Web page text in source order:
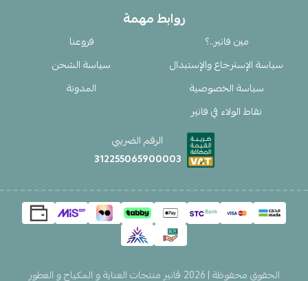
روابط مهمة
مين فانير..؟
فروعنا
سياسة الإسترجاع والإستبدال
سياسة الشحن
سياسة الخصوصية
المدونة
نقاط الولاء في فانير
الرقم الضريبي
312255065900003
الحقوق محفوظة | 2026 ڤانير منتجات العناية و المكياج و العطور